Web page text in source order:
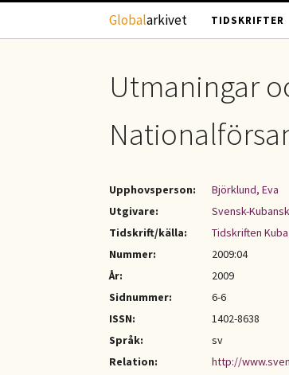
Hoppa till huvudinnehåll
Globalarkivet TIDSKRIFTER
Utmaningar
Upphovsperson:
Björklund, Eva
Utgivare:
Svensk-
Tidskrift/källa:
Tidskriften Kuba
Nummer:
2009:04
År:
2009
Sidnummer:
6-6
ISSN:
1402-8638
Språk:
sv
Relation:
http://